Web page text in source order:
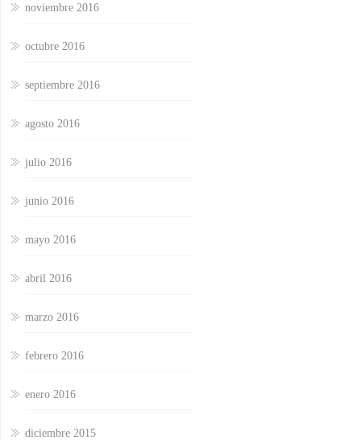
noviembre 2016
octubre 2016
septiembre 2016
agosto 2016
julio 2016
junio 2016
mayo 2016
abril 2016
marzo 2016
febrero 2016
enero 2016
diciembre 2015